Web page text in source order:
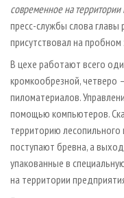
современное на территории
пресс-службы слова главы
присутствовал на пробном
В цехе работают всего
кромкообрезной, четверо
пиломатериалов.
помощью компьютеров.
территорию
поступают бревна, а
упакованные в
на территории